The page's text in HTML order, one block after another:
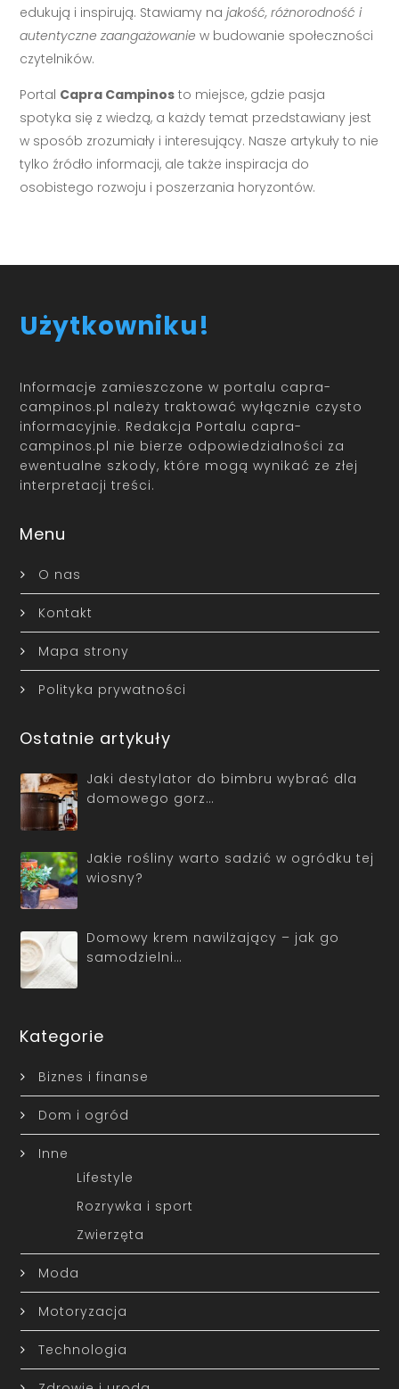
edukują i inspirują. Stawiamy najakość, różnorodność i
autentyczne zaangażowanie w budowanie społeczności
czytelników.
Portal Capra Campinos to miejsce, gdzie pasja
spotyka się z wiedzą, a każdy temat przedstawiany jest
w sposób zrozumiały i interesujący. Nasze artykuły to nie
tylko źródło informacji, ale także inspiracja do
osobistego rozwoju i poszerzania horyzontów.
Użytkowniku!
Informacje zamieszczone w portalu capra-
campinos.pl należy traktować wyłącznie czysto
informacyjnie. Redakcja Portalu capra-
campinos.pl nie bierze odpowiedzialności za
ewentualne szkody, które mogą wynikać ze złej
interpretacji treści.
Menu
O nas
Kontakt
Mapa strony
Polityka prywatności
Ostatnie artykuły
Jaki destylator do bimbru wybrać dla
domowego gorz…
Jakie rośliny warto sadzić w ogródku tej
wiosny?
Domowy krem nawilżający – jak go
samodzielni…
Kategorie
Biznes i finanse
Dom i ogród
Inne
Lifestyle
Rozrywka i sport
Zwierzęta
Moda
Motoryzacja
Technologia